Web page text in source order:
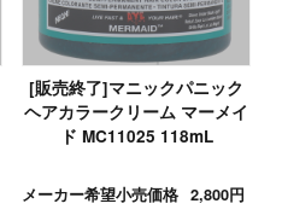
[販売終了]マニックパニック
ヘアカラークリーム マーメイ
ド MC11025 118mL
メーカー希望小売価格 2,800円